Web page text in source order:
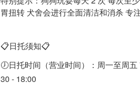
胃扭转 犬舍会进行全面清洁和消杀 专
📋日托须知📋
🕖日托时间（营业时间）：周一至周五
30 - 18:00